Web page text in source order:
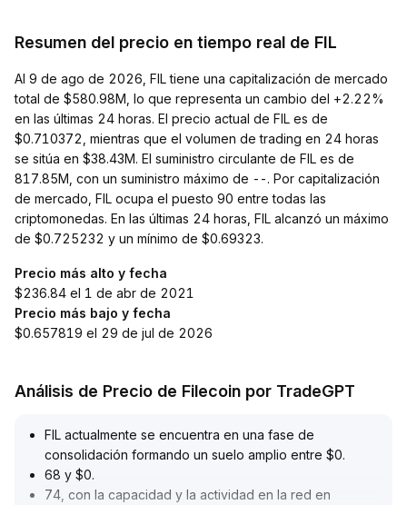
Resumen del precio en tiempo real de FIL
Al 9 de ago de 2026, FIL tiene una capitalización de mercado
total de $580.98M, lo que representa un cambio del +2.22%
en las últimas 24 horas. El precio actual de FIL es de
$0.710372, mientras que el volumen de trading en 24 horas
se sitúa en $38.43M. El suministro circulante de FIL es de
817.85M, con un suministro máximo de --. Por capitalización
de mercado, FIL ocupa el puesto 90 entre todas las
criptomonedas. En las últimas 24 horas, FIL alcanzó un máximo
de $0.725232 y un mínimo de $0.69323.
Precio más alto y fecha
$236.84 el 1 de abr de 2021
Precio más bajo y fecha
$0.657819 el 29 de jul de 2026
Análisis de Precio de Filecoin por TradeGPT
FIL actualmente se encuentra en una fase de
consolidación formando un suelo amplio entre $0.
68 y $0.
74, con la capacidad y la actividad en la red en